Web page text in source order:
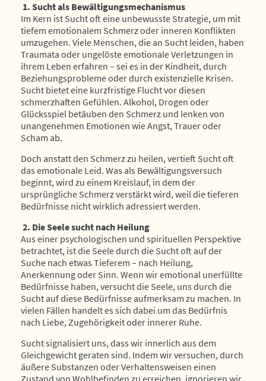
1. Sucht als Bewältigungsmechanismus
Im Kern ist Sucht oft eine unbewusste Strategie, um mit
tiefem emotionalem Schmerz oder inneren Konflikten
umzugehen. Viele Menschen, die an Sucht leiden, haben
Traumata oder ungelöste emotionale Verletzungen in
ihrem Leben erfahren – sei es in der Kindheit, durch
Beziehungsprobleme oder durch existenzielle Krisen.
Sucht bietet eine kurzfristige Flucht vor diesen
schmerzhaften Gefühlen. Alkohol, Drogen oder
Glücksspiel betäuben den Schmerz und lenken von
unangenehmen Emotionen wie Angst, Trauer oder
Scham ab.
Doch anstatt den Schmerz zu heilen, vertieft Sucht oft
das emotionale Leid. Was als Bewältigungsversuch
beginnt, wird zu einem Kreislauf, in dem der
ursprüngliche Schmerz verstärkt wird, weil die tieferen
Bedürfnisse nicht wirklich adressiert werden.
2. Die Seele sucht nach Heilung
Aus einer psychologischen und spirituellen Perspektive
betrachtet, ist die Seele durch die Sucht oft auf der
Suche nach etwas Tieferem – nach Heilung,
Anerkennung oder Sinn. Wenn wir emotional unerfüllte
Bedürfnisse haben, versucht die Seele, uns durch die
Sucht auf diese Bedürfnisse aufmerksam zu machen. In
vielen Fällen handelt es sich dabei um das Bedürfnis
nach Liebe, Zugehörigkeit oder innerer Ruhe.
Sucht signalisiert uns, dass wir innerlich aus dem
Gleichgewicht geraten sind. Indem wir versuchen, durch
äußere Substanzen oder Verhaltensweisen einen
Zustand von Wohlbefinden zu erreichen, ignorieren wir